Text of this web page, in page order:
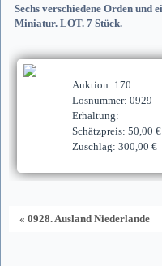
Auktion: 170
Losnummer: 0929
Erhaltung:
Schätzpreis: 50,00 €
Zuschlag: 300,00 €
« 0928. Ausland Niederlande